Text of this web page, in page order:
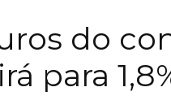
do
para